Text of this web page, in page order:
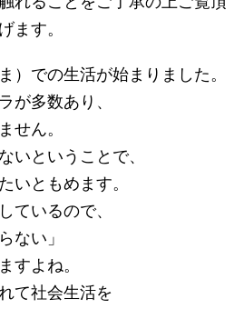
ます。
）での生活が始まりました。
が多数あり、
せん。
いということで、
いともめます。
ているので、
ない」
すよね。
て社会生活を